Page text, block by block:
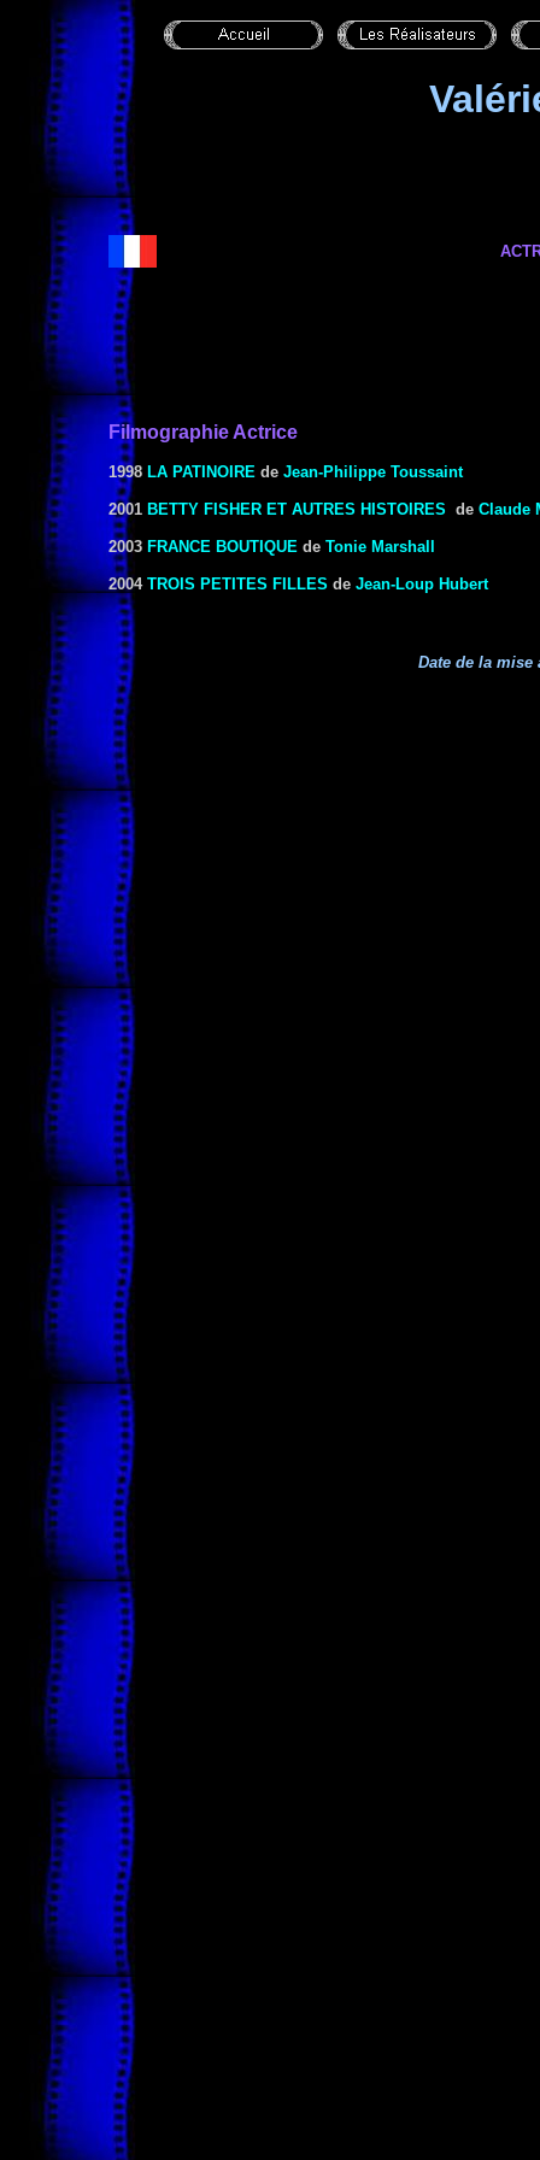
Filmographie Actrice
1998 LA PATINOIRE de Jean-Philippe Toussaint
2001 BETTY FISHER ET AUTRES HISTOIRES de Claude
2003 FRANCE BOUTIQUE de Tonie Marshall
2004 TROIS PETITES FILLES de Jean-Loup Hubert
Date de la